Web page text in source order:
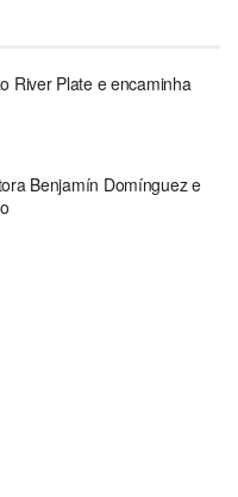
River Plate e encaminha
Benjamín Domínguez e